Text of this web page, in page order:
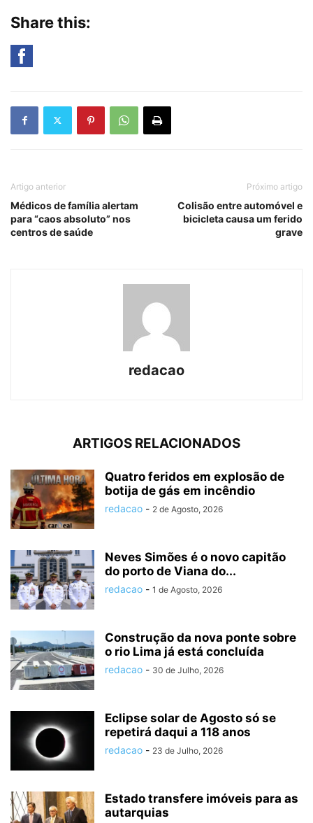
Share this:
Artigo anterior
Médicos de família alertam
para “caos absoluto” nos
centros de saúde
Próximo artigo
Colisão entre automóvel e
bicicleta causa um ferido
grave
redacao
ARTIGOS RELACIONADOS
Quatro feridos em explosão de
botija de gás em incêndio
redacao - 2 de Agosto, 2026
Neves Simões é o novo capitão
do porto de Viana do...
redacao - 1 de Agosto, 2026
Construção da nova ponte sobre
o rio Lima já está concluída
redacao - 30 de Julho, 2026
Eclipse solar de Agosto só se
repetirá daqui a 118 anos
redacao - 23 de Julho, 2026
Estado transfere imóveis para as
autarquias